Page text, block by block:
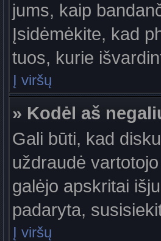
jums, kaip
Įsidėmėkite, kad
tuos, kurie
Į viršų
» Kodėl aš
Gali būti, kad
uždraudė
galėjo apskritai
padaryta,
Į viršų